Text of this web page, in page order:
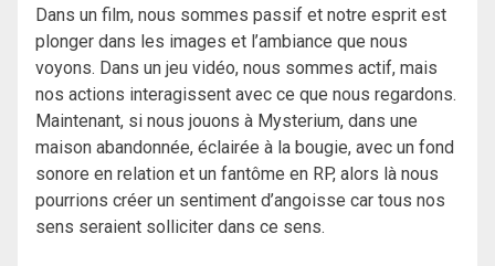
Dans un film, nous sommes passif et notre esprit est
plonger dans les images et l’ambiance que nous
voyons. Dans un jeu vidéo, nous sommes actif, mais
nos actions interagissent avec ce que nous regardons.
Maintenant, si nous jouons à Mysterium, dans une
maison abandonnée, éclairée à la bougie, avec un fond
sonore en relation et un fantôme en RP, alors là nous
pourrions créer un sentiment d’angoisse car tous nos
sens seraient solliciter dans ce sens.